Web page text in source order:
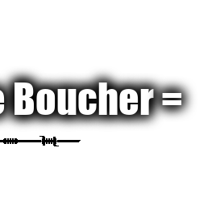
Boucher